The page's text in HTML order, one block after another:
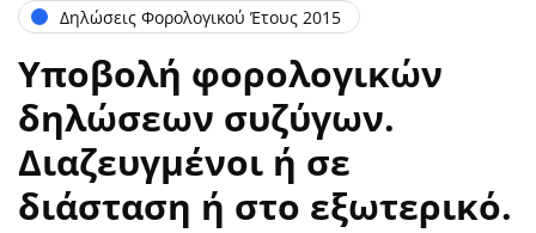
Δηλώσεις Φορολογικού Έτους 2015
Υποβολή φορολογικών
δηλώσεων συζύγων.
Διαζευγμένοι ή σε
διάσταση ή στο εξωτερικό.